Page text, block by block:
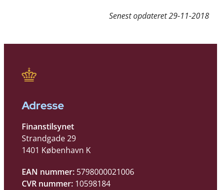
Senest opdateret29-11-2018
Adresse
Finanstilsynet
Strandgade 29
1401 København K
EAN nummer: 5798000021006
CVR nummer: 10598184